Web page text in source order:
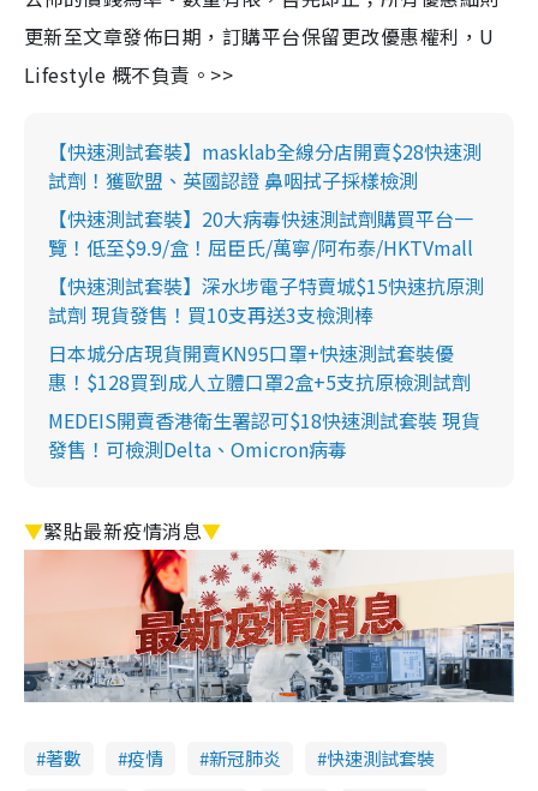
更新至文章發佈日期，訂購平台保留更改優惠權利，U
Lifestyle 概不負責。>>
【快速測試套裝】masklab全線分店開賣$28快速測
試劑！獲歐盟、英國認證 鼻咽拭子採樣檢測
【快速測試套裝】20大病毒快速測試劑購買平台一
覽！低至$9.9/盒！屈臣氏/萬寧/阿布泰/HKTVmall
【快速測試套裝】深水埗電子特賣城$15快速抗原測
試劑 現貨發售！買10支再送3支檢測棒
日本城分店現貨開賣KN95口罩+快速測試套裝優
惠！$128買到成人立體口罩2盒+5支抗原檢測試劑
MEDEIS開賣香港衛生署認可$18快速測試套裝 現貨
發售！可檢測Delta、Omicron病毒
▼緊貼最新疫情消息▼
著數 疫情 新冠肺炎
快速測試套裝